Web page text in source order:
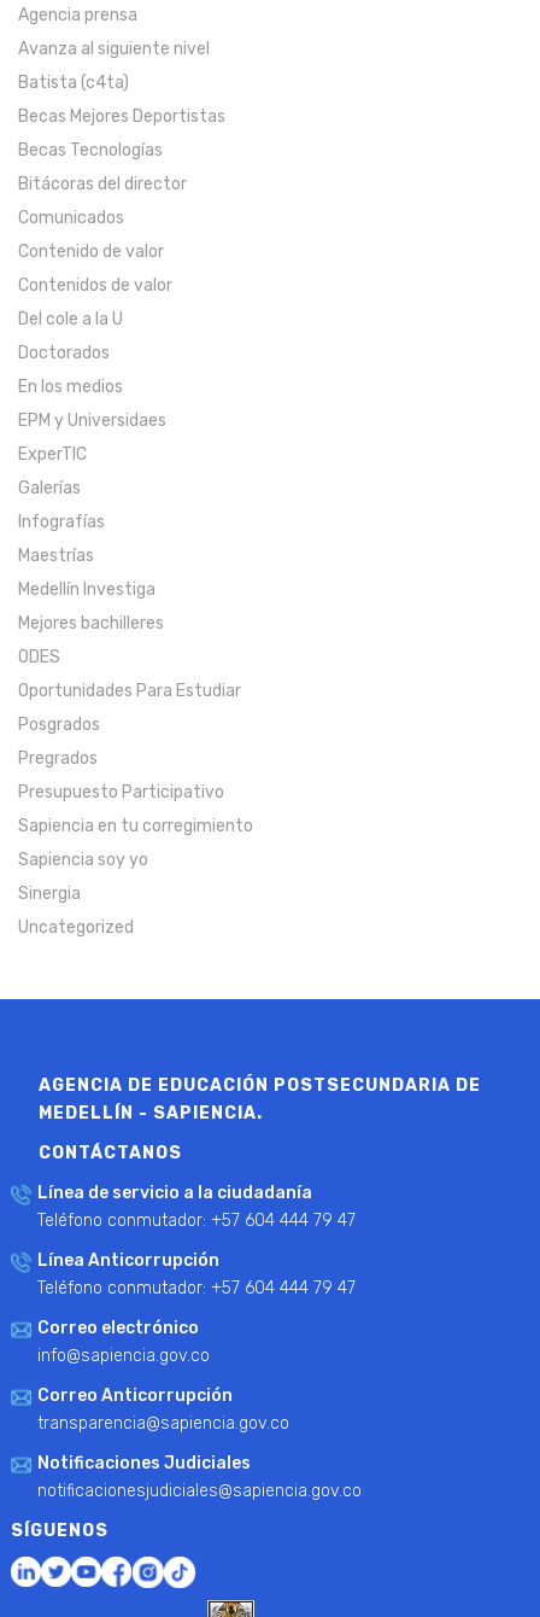
Agencia prensa
Avanza al siguiente nivel
Batista (c4ta)
Becas Mejores Deportistas
Becas Tecnologías
Bitácoras del director
Comunicados
Contenido de valor
Contenidos de valor
Del cole a la U
Doctorados
En los medios
EPM y Universidaes
ExperTIC
Galerías
Infografías
Maestrías
Medellín Investiga
Mejores bachilleres
ODES
Oportunidades Para Estudiar
Posgrados
Pregrados
Presupuesto Participativo
Sapiencia en tu corregimiento
Sapiencia soy yo
Sinergia
Uncategorized
AGENCIA DE EDUCACIÓN POSTSECUNDARIA DE
MEDELLÍN - SAPIENCIA.
CONTÁCTANOS
Línea de servicio a la ciudadanía
Teléfono conmutador: +57 604 444 79 47
Línea Anticorrupción
Teléfono conmutador: +57 604 444 79 47
Correo electrónico
info@sapiencia.gov.co
Correo Anticorrupción
transparencia@sapiencia.gov.co
Notificaciones Judiciales
notificacionesjudiciales@sapiencia.gov.co
SÍGUENOS